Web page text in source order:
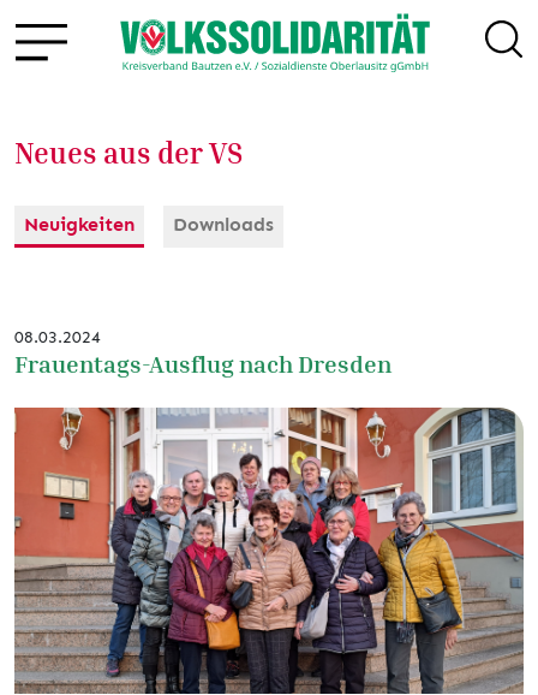
Neues aus der VS
Neuigkeiten Downloads
08.03.2024
Frauentags-Ausflug nach Dresden